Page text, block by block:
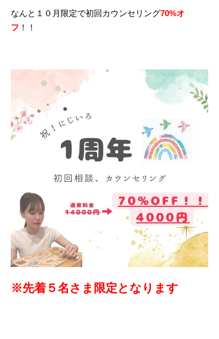
なんと１０月限定で初回カウンセリング70%オ
フ ！！
※先着５名さま限定となります